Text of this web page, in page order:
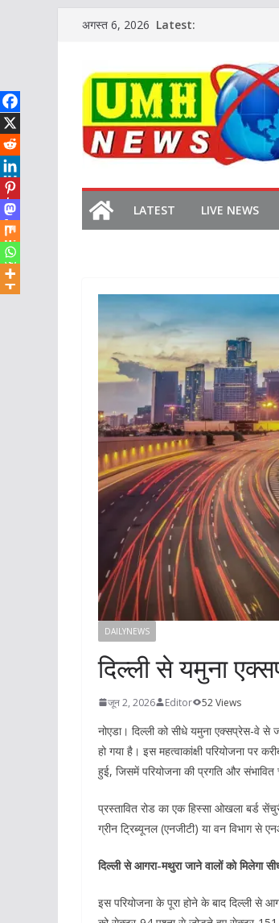
अगस्त 6, 2026 Latest:
LATEST LIVE NEWS
DAILYNEWS
दिल्ली से यमुना
जून 2, 2026 Editor 52 Views
नोएडा। दिल्ली को सीधे यमुना एक्सप्रेस-वे
हो गया है। इस महत्वाकांक्षी परियोजना पर
हुई, जिसमें परियोजना की प्रगति और संभावित
प्रस्तावित रोड का एक हिस्सा ओखला बर्ड
ग्रीन ट्रिब्यूनल (एनजीटी) या वन विभाग से
दिल्ली से आगरा-मथुरा जाने वालों को मिलेगा
इस परियोजना के पूरा होने के बाद दिल्ली से